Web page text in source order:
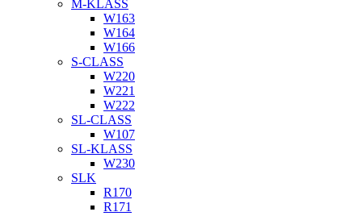
M-KLASS
W163
W164
W166
S-CLASS
W220
W221
W222
SL-CLASS
W107
SL-KLASS
W230
SLK
R170
R171